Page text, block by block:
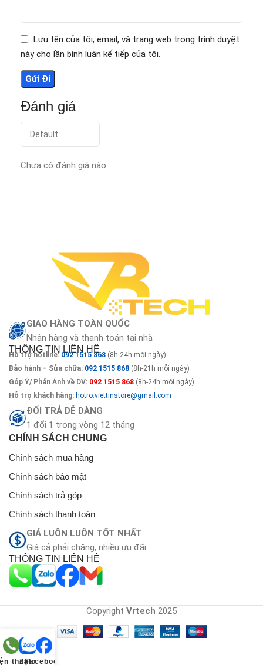
Đánh giá
Chưa có đánh giá nào.
Lưu tên của tôi, email, và trang web trong trình duyệt
này cho lần bình luận kế tiếp của tôi.
GIAO HÀNG TOÀN QUỐC
Nhận hàng và thanh toán tại nhà
THÔNG TIN LIÊN HỆ
Hỗ trợ hotline: 092 1515 868 (8h-24h mỗi ngày)
Bảo hành – Sửa chữa: 092 1515 868 (8h-21h mỗi ngày)
Góp Ý/ Phản Ánh về DV: 092 1515 868 (8h-24h mỗi ngày)
Hỗ trợ khách hàng: hotro.viettinstore@gmail.com
ĐỔI TRẢ DỄ DÀNG
1 đổi 1 trong vòng 12 tháng
CHÍNH SÁCH CHUNG
Chính sách mua hàng
Chính sách bảo mật
Chính sách trả góp
Chính sách thanh toán
GIÁ LUÔN LUÔN TỐT NHẤT
Giá cả phải chăng, nhiều ưu đãi
THÔNG TIN LIÊN HỆ
Copyright Vrtech 2025
thoại
Zalo
Facebook